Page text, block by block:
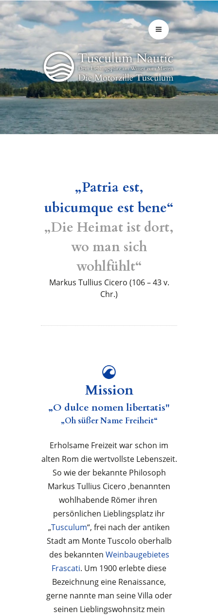
„Patria est,
ubicumque est bene“
„Die Heimat ist dort,
wo man sich
wohlfühlt“
Markus Tullius Cicero (106 – 43 v.
Chr.)
Mission
„O dulce nomen libertatis"
„Oh süßer Name Freiheit“
Erholsame Freizeit war schon im
alten Rom die wertvollste Lebenszeit.
So wie der bekannte Philosoph
Markus Tullius Cicero ,benannten
wohlhabende Römer ihren
persönlichen Lieblingsplatz ihr
„Tusculum“, frei nach der antiken
Stadt am Monte Tuscolo oberhalb
des bekannten Weinbaugebietes
Frascati. Um 1900 erlebte diese
Bezeichnung eine Renaissance,
gerne nannte man seine Villa oder
seinen Lieblingswohnsitz mein